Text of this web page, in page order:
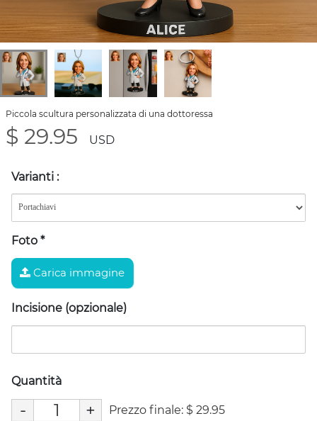
Piccola scultura personalizzata di una dottoressa
$ 29.95 USD
Varianti :
Foto *
Carica immagine
Incisione (opzionale)
Quantità
- + Prezzo finale: $ 29.95